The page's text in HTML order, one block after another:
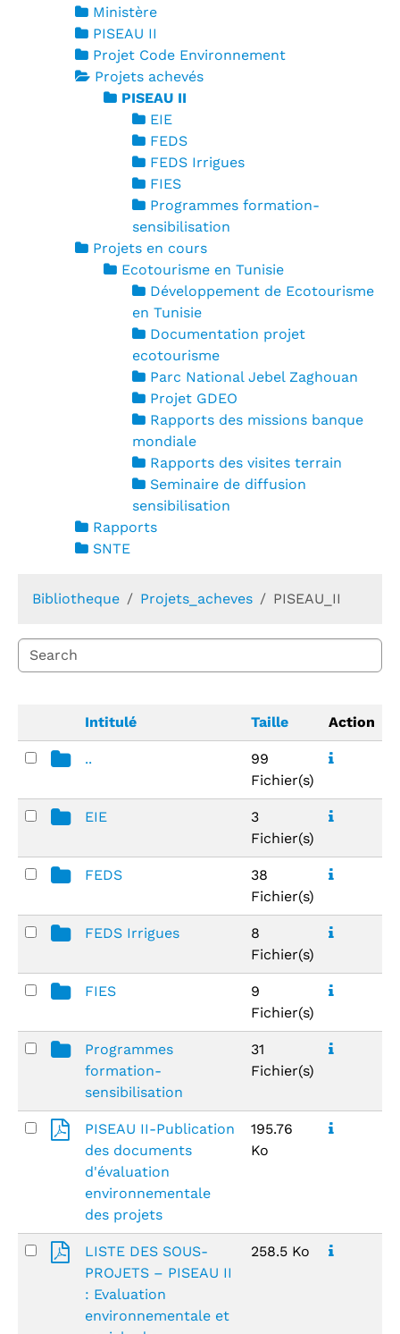
Ministère
PISEAU II
Projet Code Environnement
Projets achevés
PISEAU II
EIE
FEDS
FEDS Irrigues
FIES
Programmes formation-
sensibilisation
Projets en cours
Ecotourisme en Tunisie
Développement de Ecotourisme
en Tunisie
Documentation projet
ecotourisme
Parc National Jebel Zaghouan
Projet GDEO
Rapports des missions banque
mondiale
Rapports des visites terrain
Seminaire de diffusion
sensibilisation
Rapports
SNTE
Bibliotheque Projets_acheves PISEAU_II
Intitulé Taille Action
..
99
Fichier(s)
EIE
3
Fichier(s)
FEDS
38
Fichier(s)
FEDS Irrigues
8
Fichier(s)
FIES
9
Fichier(s)
Programmes
formation-
sensibilisation
31
Fichier(s)
PISEAU II-Publication
des documents
d'évaluation
environnementale
des projets
195.76
Ko
LISTE DES SOUS-
PROJETS – PISEAU II
: Evaluation
environnementale et
258.5 Ko